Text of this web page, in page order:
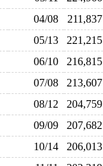
04/08
05/13
06/10
07/08
08/12
09/09
10/14